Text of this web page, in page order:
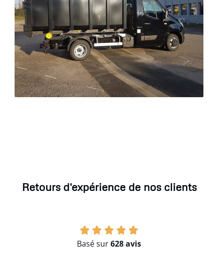
Retours d'expérience de nos clients
Basé sur628 avis